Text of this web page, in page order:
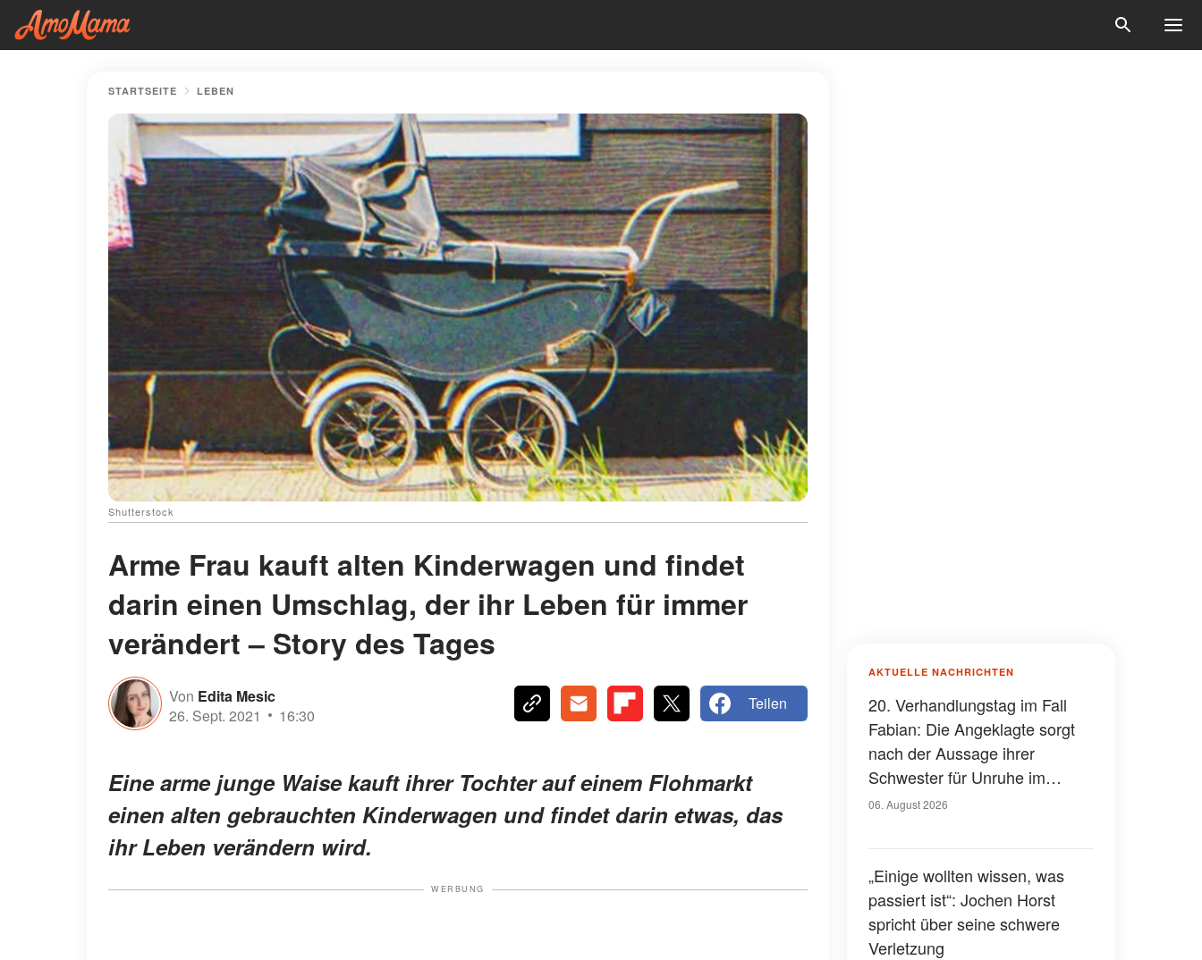
STARTSEITE LEBEN
Shutterstock
Arme Frau kauft alten Kinderwagen und findet
darin einen Umschlag, der ihr Leben für immer
verändert – Story des Tages
Von Edita Mesic
26. Sept. 2021
16:30
Teilen
Eine arme junge Waise kauft ihrer Tochter auf einem Flohmarkt
einen alten gebrauchten Kinderwagen und findet darin etwas, das
ihr Leben verändern wird.
WERBUNG
AKTUELLE NACHRICHTEN
20. Verhandlungstag im Fall
Fabian: Die Angeklagte sorgt
nach der Aussage ihrer
Schwester für Unruhe im
Gerichtssaal – was ist
06. August 2026
„Einige wollten wissen, was
passiert ist“: Jochen Horst
spricht über seine schwere
Verletzung